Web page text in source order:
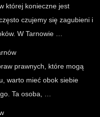
której konieczne jest
czujemy się zagubieni i
W Tarnowie …
prawnych, które mogą
warto mieć obok siebie
Ta osoba, …